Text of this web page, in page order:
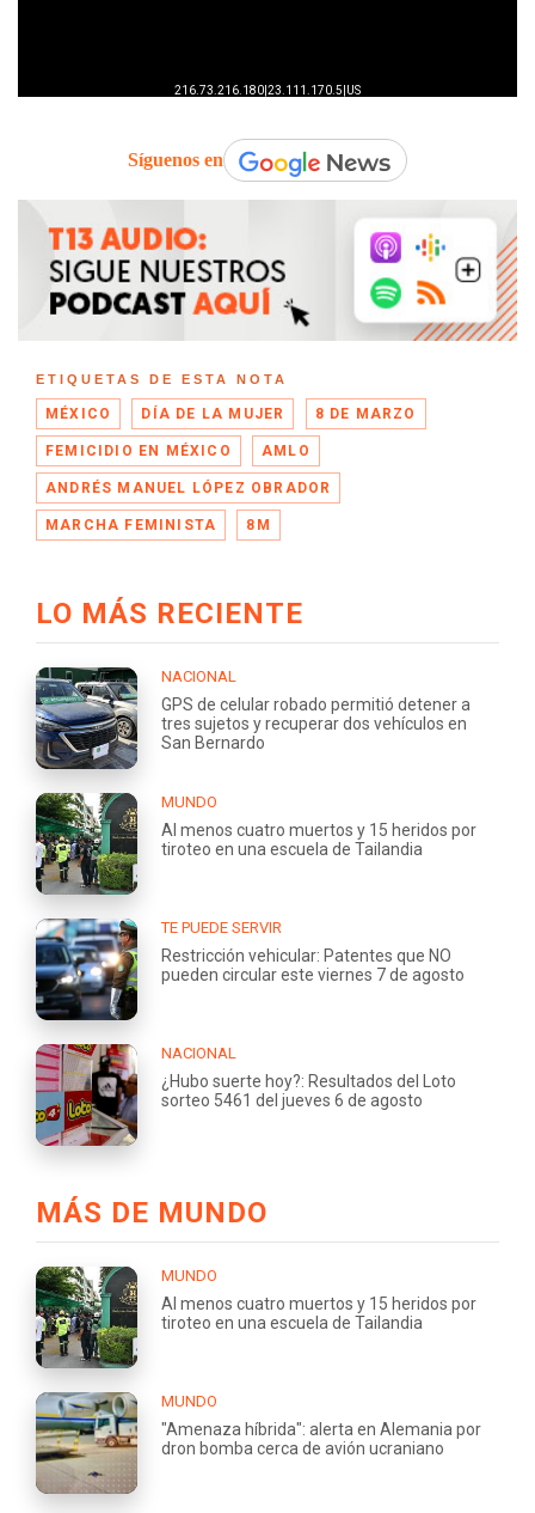
Síguenos en
ETIQUETAS DE ESTA NOTA
MÉXICO DÍA DE LA MUJER 8 DE MARZO
FEMICIDIO EN MÉXICO AMLO
ANDRÉS MANUEL LÓPEZ OBRADOR
MARCHA FEMINISTA 8M
LO MÁS RECIENTE
NACIONAL
GPS de celular robado permitió detener a
tres sujetos y recuperar dos vehículos en
San Bernardo
MUNDO
Al menos cuatro muertos y 15 heridos por
tiroteo en una escuela de Tailandia
TE PUEDE SERVIR
Restricción vehicular: Patentes que NO
pueden circular este viernes 7 de agosto
NACIONAL
¿Hubo suerte hoy?: Resultados del Loto
sorteo 5461 del jueves 6 de agosto
MÁS DE MUNDO
MUNDO
Al menos cuatro muertos y 15 heridos por
tiroteo en una escuela de Tailandia
MUNDO
"Amenaza híbrida": alerta en Alemania por
dron bomba cerca de avión ucraniano